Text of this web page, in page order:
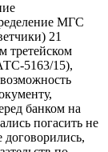
МГС
21
третейском
5163/15),
банком на
погасить не
договорились,